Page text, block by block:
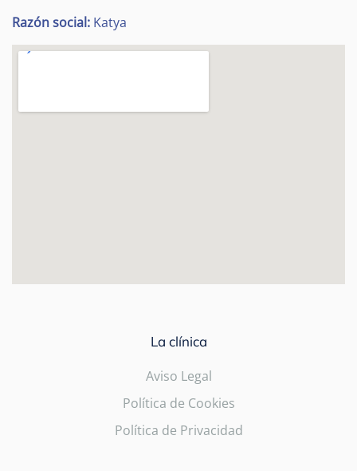
Razón social: Katya
La clínica
Aviso Legal
Política de Cookies
Política de Privacidad